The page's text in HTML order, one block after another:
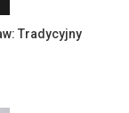
Tradycyjny